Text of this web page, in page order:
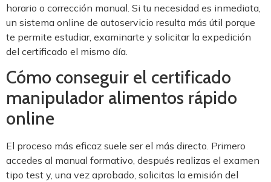
horario o corrección manual. Si tu necesidad es inmediata,
un sistema online de autoservicio resulta más útil porque
te permite estudiar, examinarte y solicitar la expedición
del certificado el mismo día.
Cómo conseguir el certificado
manipulador alimentos rápido
online
El proceso más eficaz suele ser el más directo. Primero
accedes al manual formativo, después realizas el examen
tipo test y, una vez aprobado, solicitas la emisión del